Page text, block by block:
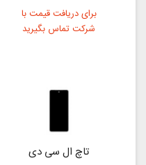
برای دریافت قیمت با
شرکت تماس بگیرید
تاچ ال سی دی